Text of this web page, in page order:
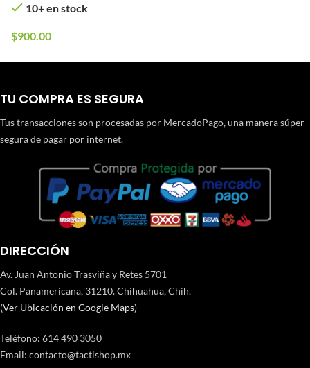
10+ en stock
$900.00
TU COMPRA ES SEGURA
Tus transacciones son procesadas por MercadoPago, una manera súper
segura de pagar por internet.
DIRECCIÓN
Av. Juan Antonio Trasviña y Retes 5701
Col. Panamericana, 31210. Chihuahua, Chih.
(Ver Ubicación en Google Maps)
Teléfono: 614 490 3050
Email: contacto@tactishop.mx